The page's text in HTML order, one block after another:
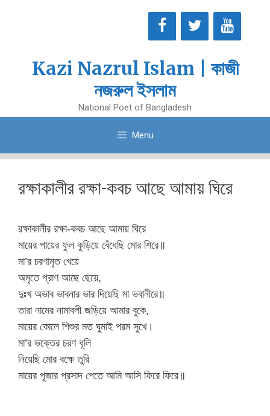
Kazi Nazrul Islam | কাজী
নজরুল ইসলাম
National Poet of Bangladesh
Menu
রক্ষাকালীর রক্ষা-কবচ আছে আমায় ঘিরে
রক্ষাকালীর রক্ষা-কবচ আছে আমায় ঘিরে
মায়ের পায়ের ফুল কুড়িয়ে বেঁধেছি মোর শিরে॥
মা’র চরণামৃত খেয়ে
অমৃতে প্রাণ আছে ছেয়ে,
দুঃখ অভাব ভাবনার ভার দিয়েছি মা ভবানীরে॥
তারা নামের নামাবলী জড়িয়ে আমার বুকে,
মায়ের কোলে শিশুর মত ঘুমাই পরম সুখে।
মা’র ভক্তের চরণ ধূলি
নিয়েছি মোর বক্ষে তুরি
মায়ের পূজার প্রসাদ পেতে আমি আসি ফিরে ফিরে॥